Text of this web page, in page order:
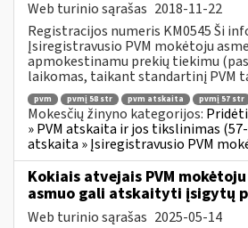
Web turinio sąrašas 2018-11-22
Registracijos numeris KM0545 Ši
Įsiregistravusio PVM mokėtoju
apmokestinamu prekių tiekimu
laikomas, taikant standartinį PVM
pvm pvmį 58 str pvm atskaita pvmį 57 str
Mokesčių žinyno kategorijos:
» PVM atskaita ir jos tikslinimas (57-
atskaita » Įsiregistravusio PVM
Kokiais atvejais PVM
asmuo gali atskaityti įsigytų
Web turinio sąrašas 2025-05-14